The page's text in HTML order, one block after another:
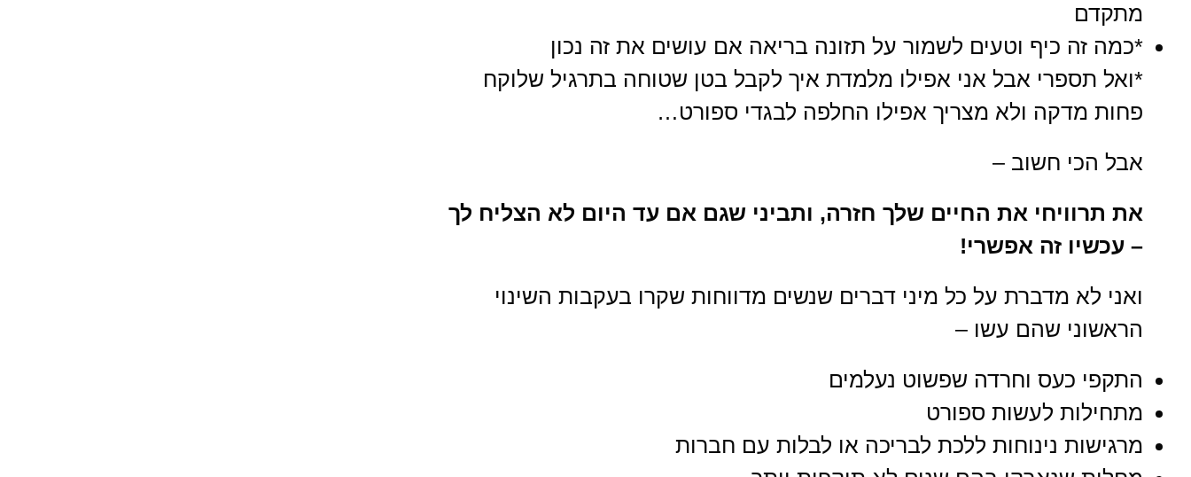
מתקדם
*כמה זה כיף וטעים לשמור על תזונה בריאה אם עושים את זה נכון
*ואל תספרי אבל אני אפילו מלמדת איך לקבל בטן שטוחה בתרגיל שלוקח
פחות מדקה ולא מצריך אפילו החלפה לבגדי ספורט…
אבל הכי חשוב –
את תרוויחי את החיים שלך חזרה, ותביני שגם אם עד היום לא הצליח לך
– עכשיו זה אפשרי!
ואני לא מדברת על כל מיני דברים שנשים מדווחות שקרו בעקבות השינוי
הראשוני שהם עשו –
התקפי כעס וחרדה שפשוט נעלמים
מתחילות לעשות ספורט
מרגישות נינוחות ללכת לבריכה או לבלות עם חברות